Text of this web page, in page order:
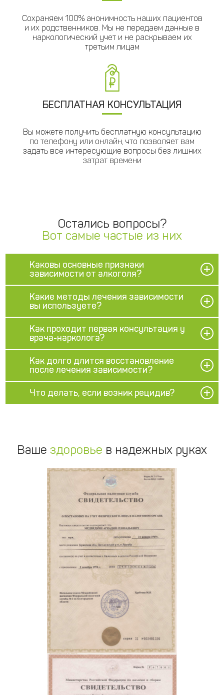
Сохраняем 100% анонимность наших пациентов
и их родственников. Мы не передаем данные в
наркологический учет и не раскрываем их
третьим лицам
БЕСПЛАТНАЯ КОНСУЛЬТАЦИЯ
Вы можете получить бесплатную консультацию
по телефону или онлайн, что позволяет вам
задать все интересующие вопросы без лишних
затрат времени
Остались вопросы?
Вот самые частые из них
Каковы основные признаки
зависимости от алкоголя?
Какие методы лечения зависимости
вы используете?
Как проходит первая консультация у
врача-нарколога?
Как долго длится восстановление
после лечения зависимости?
Что делать, если возник рецидив?
Ваше здоровье в надежных руках